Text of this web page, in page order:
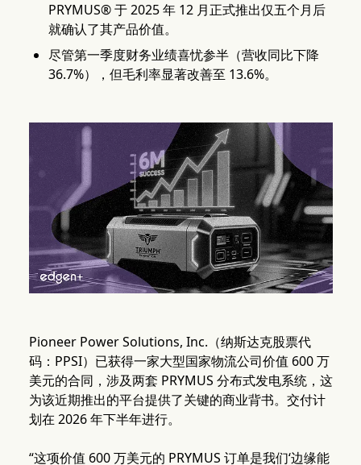
PRYMUS® 于 2025 年 12 月正式推出仅五个月后
就确认了其产品价值。
尽管第一季度财务业绩喜忧参半（营收同比下降
36.7%），但毛利率显著改善至 13.6%。
Pioneer Power Solutions, Inc.（纳斯达克股票代
码：PPSI）已获得一家大型国家物流公司价值 600 万
美元的合同，涉及两套 PRYMUS 分布式发电系统，这
为该近期推出的平台提供了关键的商业背书。交付计
划在 2026 年下半年进行。
“这项价值 600 万美元的 PRYMUS 订单是我们‘边缘能